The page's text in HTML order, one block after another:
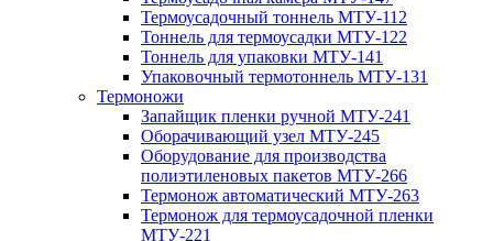
Термоусадочный тоннель МТУ-112
Тоннель для термоусадки МТУ-122
Тоннель для упаковки МТУ-141
Упаковочный термотоннель МТУ-131
Термоножи
Запайщик пленки ручной МТУ-241
Оборачивающий узел МТУ-245
Оборудование для производства
полиэтиленовых пакетов МТУ-266
Термонож автоматический МТУ-263
Термонож для термоусадочной пленки
МТУ-221